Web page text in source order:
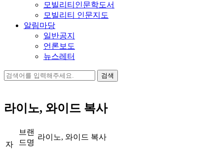
모빌리티인문학도서
모빌리티 인문지도
알림마당
일반공지
언론보도
뉴스레터
검
라이노, 와이드 복사
자
브랜
드명
라이노, 와이드 복사